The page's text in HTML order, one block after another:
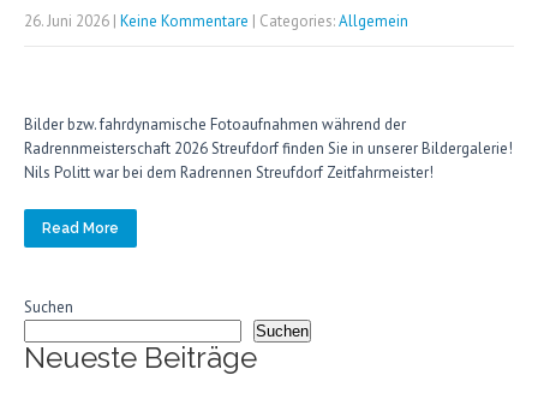
26. Juni 2026 | Keine Kommentare | Categories:Allgemein
Bilder bzw. fahrdynamische Fotoaufnahmen während der
Radrennmeisterschaft 2026 Streufdorf finden Sie in unserer Bildergalerie!
Nils Politt war bei dem Radrennen Streufdorf Zeitfahrmeister!
Read More
Suchen
Suchen
Neueste Beiträge